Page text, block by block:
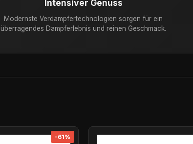
Intensiver Genuss
Modernste Verdampfertechnologien sorgen für ein
überragendes Dampferlebnis und reinen Geschmack.
-61%